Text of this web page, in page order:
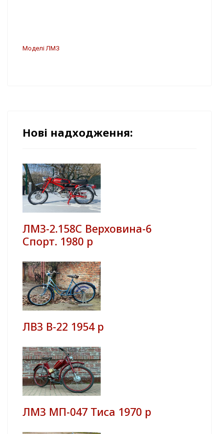
Моделі ЛМЗ
Нові надходження:
ЛМЗ-2.158С Верховина-6
Спорт. 1980 р
ЛВЗ В-22 1954 р
ЛМЗ МП-047 Тиса 1970 р